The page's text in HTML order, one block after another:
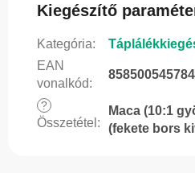
Kiegészítő
Kategória:
EAN
vonalkód:
?
Összetétel :
Maca (10:1
(fekete bors